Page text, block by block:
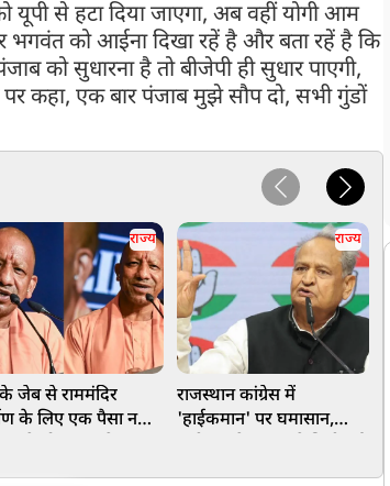
से हटा दिया जाएगा, अब वहीं योगी आम
भगवंत को आईना दिखा रहें है और बता रहें है कि
को सुधारना है तो बीजेपी ही सुधार पाएगी,
कहा, एक बार पंजाब मुझे सौप दो, सभी गुंडों
राज्य
जेब से राममंदिर
के लिए एक पैसा नहीं
राज्य
राजस्थान कांग्रेस में
'हाईकमान' पर घमासान,